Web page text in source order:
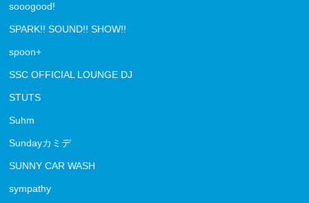
sooogood!
SPARK!! SOUND!! SHOW!!
spoon+
SSC OFFICIAL LOUNGE DJ
STUTS
Suhm
Sundayカミデ
SUNNY CAR WASH
sympathy